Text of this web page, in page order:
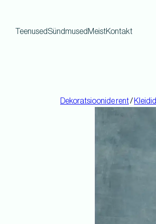
TeenusedSündmused MeistKontakt
Dekoratsioonide rent/ Kleidid